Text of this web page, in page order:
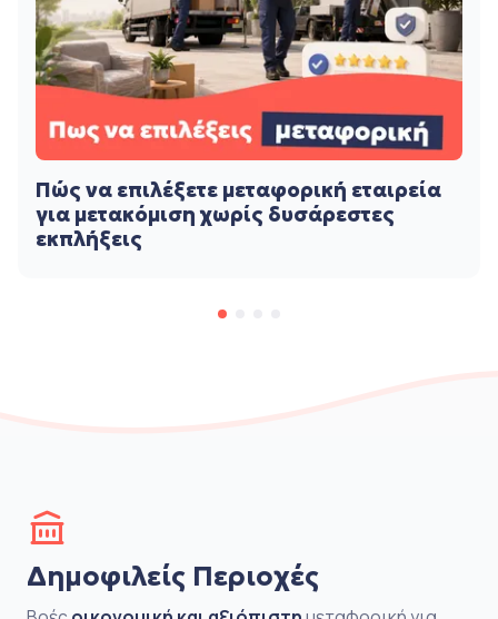
Πώς να επιλέξετε μεταφορική εταιρεία
για μετακόμιση χωρίς δυσάρεστες
εκπλήξεις
Δημοφιλείς Περιοχές